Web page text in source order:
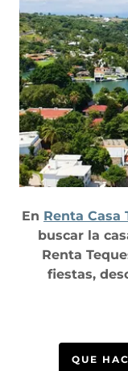
En Renta Casa
buscar la
Renta
fiestas,
QUE